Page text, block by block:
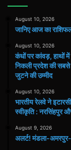
August 10, 2026
जानिए आज का
August 10, 2026
कंधों पर कांवड़, हाथों
निकली प्रदेश की
जुटने की उम्मीद
August 10, 2026
भारतीय रेलवे ने
स्वीकृति : नरसिंहपुर
August 9, 2026
अलर्ट! मंडला-अमरपुर-